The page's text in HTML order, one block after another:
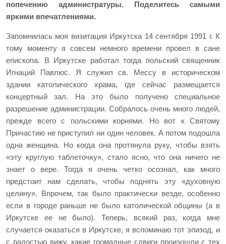
попечению администратуры. Поделитесь самыми
яркими впечатлениями.
Запомнилась моя визитация Иркутска 14 сентября 1991 г. К
тому моменту я совсем немного времени провел в сане
епископа. В Иркутске работал тогда польский священник
Игнаций Павлюс. Я служил св. Мессу в историческом
здании католического храма, где сейчас размещается
концертный зал. На это было получено специальное
разрешение администрации. Собралось очень много людей,
прежде всего с польскими корнями. Но вот к Святому
Причастию не приступил ни один человек. А потом подошла
одна женщина. Но когда она протянула руку, чтобы взять
«эту круглую таблеточку», стало ясно, что она ничего не
знает о вере. Тогда я очень четко осознал, как много
предстоит нам сделать, чтобы поднять эту «духовную
целину». Впрочем, так было практически везде, особенно
если в городе раньше не было католической общины (а в
Иркутске ее не было). Теперь, всякий раз, когда мне
случается оказаться в Иркутске, я вспоминаю тот эпизод, и
с радостью вижу, какие громадные сдвиги произошли с тех